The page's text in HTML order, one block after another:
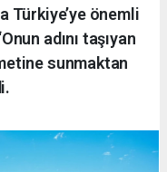
Türkiye’ye önemli
adını taşıyan
sunmaktan